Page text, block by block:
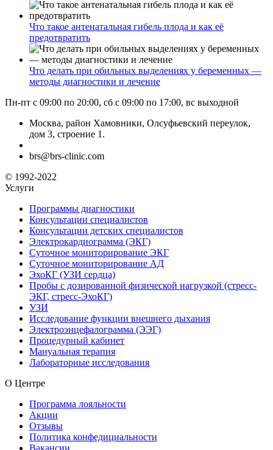
Что такое антенатальная гибель плода и как её
предотвратить
Что делать при обильных выделениях у беременных —
методы диагностики и лечение
Пн-пт с 09:00 по 20:00, сб с 09:00 по 17:00, вс выходной
Москва, район Хамовники, Олсуфьевский переулок,
дом 3, строение 1.
brs@brs-clinic.com
© 1992-2022
Услуги
Программы диагностики
Консультации специалистов
Консультации детских специалистов
Электрокардиограмма (ЭКГ)
Суточное мониторирование ЭКГ
Суточное мониторирование АД
ЭхоКГ (УЗИ сердца)
Пробы с дозированной физической нагрузкой (стресс-
ЭКГ, стресс-ЭхоКГ)
УЗИ
Исследование функции внешнего дыхания
Электроэнцефалограмма (ЭЭГ)
Процедурный кабинет
Мануальная терапия
Лабораторные исследования
О Центре
Программа лояльности
Акции
Отзывы
Политика конфедициальности